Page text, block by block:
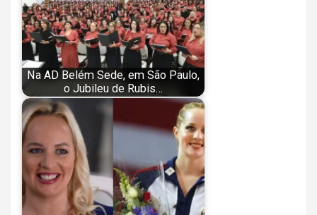
Na AD Belém Sede, em São Paulo,
o Jubileu de Rubis…